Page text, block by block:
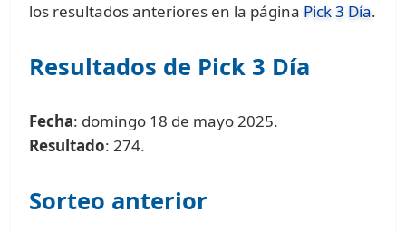
los resultados anteriores en la página Pick 3 Día.
Resultados de Pick 3 Día
Fecha: domingo 18 de mayo 2025.
Resultado: 274.
Sorteo anterior